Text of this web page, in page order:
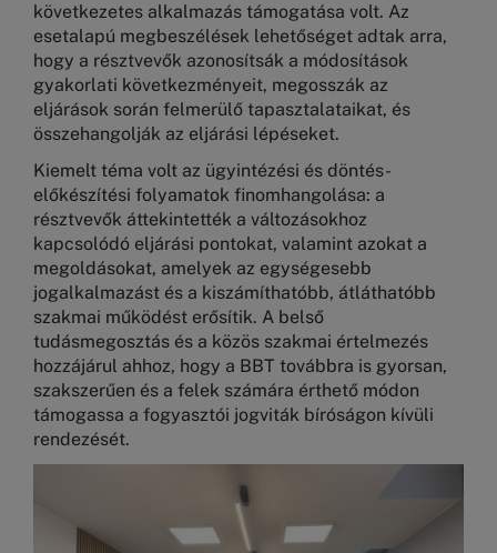
következetes alkalmazás támogatása volt. Az
esetalapú megbeszélések lehetőséget adtak arra,
hogy a résztvevők azonosítsák a módosítások
gyakorlati következményeit, megosszák az
eljárások során felmerülő tapasztalataikat, és
összehangolják az eljárási lépéseket.
Kiemelt téma volt az ügyintézési és döntés-
előkészítési folyamatok finomhangolása: a
résztvevők áttekintették a változásokhoz
kapcsolódó eljárási pontokat, valamint azokat a
megoldásokat, amelyek az egységesebb
jogalkalmazást és a kiszámíthatóbb, átláthatóbb
szakmai működést erősítik. A belső
tudásmegosztás és a közös szakmai értelmezés
hozzájárul ahhoz, hogy a BBT továbbra is gyorsan,
szakszerűen és a felek számára érthető módon
támogassa a fogyasztói jogviták bíróságon kívüli
rendezését.